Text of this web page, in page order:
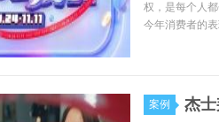
权，是每个人
今年消费者的
案例 杰士